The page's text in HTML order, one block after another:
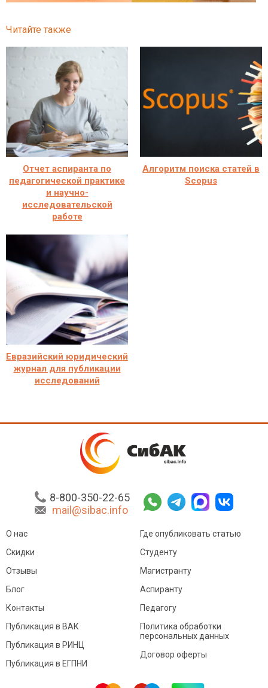
Читайте также
Отчет аспиранта по
педагогической практике
и научно-
исследовательской
работе
Алгоритм поиска статей в
Scopus
Евразийский юридический
журнал для публикации
исследований
8-800-350-22-65
mail@sibac.info
О нас
Скидки
Отзывы
Блог
Контакты
Где опубликовать статью
Студенту
Магистранту
Аспиранту
Педагогу
Публикация в ВАК
Публикация в РИНЦ
Публикация в ЕГПНИ
Политика обработки
персональных данных
Договор оферты